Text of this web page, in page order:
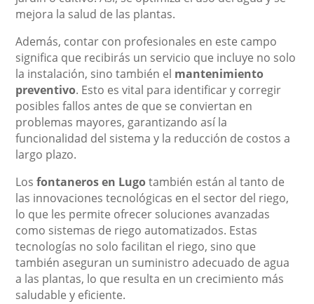
mejora la salud de las plantas.
Además, contar con profesionales en este campo
significa que recibirás un servicio que incluye no solo
la instalación, sino también el mantenimiento
preventivo. Esto es vital para identificar y corregir
posibles fallos antes de que se conviertan en
problemas mayores, garantizando así la
funcionalidad del sistema y la reducción de costos a
largo plazo.
Losfontaneros en Lugotambién están al tanto de
las innovaciones tecnológicas en el sector del riego,
lo que les permite ofrecer soluciones avanzadas
como sistemas de riego automatizados. Estas
tecnologías no solo facilitan el riego, sino que
también aseguran un suministro adecuado de agua
a las plantas, lo que resulta en un crecimiento más
saludable y eficiente.